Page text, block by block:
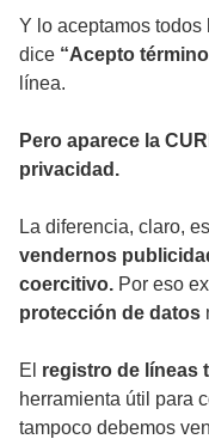
Y lo aceptamos
dice “Acepto
línea.
Pero aparece la
privacidad.
La diferencia, claro,
vendernos
coercitivo. Por eso
protección de datos
El registro de líneas
herramienta útil para
tampoco debemos